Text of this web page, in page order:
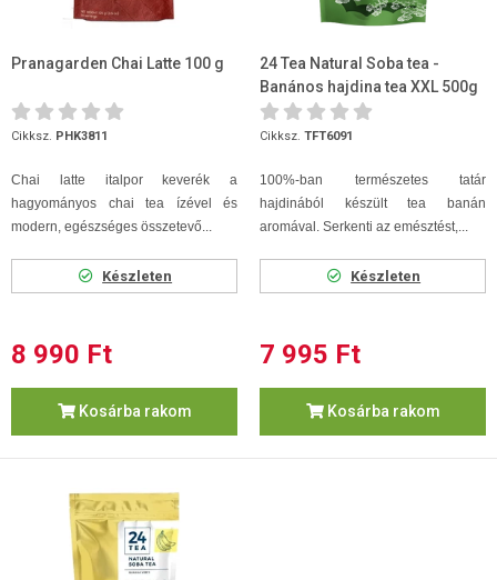
Pranagarden Chai Latte 100 g
Cikksz. PHK3811
Chai latte italpor keverék a
hagyományos chai tea ízével és
modern, egészséges összetevő...
Készleten
8 990 Ft
Kosárba rakom
24 Tea Natural Soba tea -
Banános hajdina tea XXL 500g
Cikksz. TFT6091
100%-ban természetes tatár
hajdinából készült tea banán
aromával. Serkenti az emésztést,...
Készleten
7 995 Ft
Kosárba rakom